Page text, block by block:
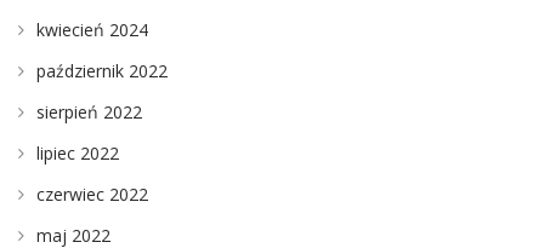
kwiecień 2024
październik 2022
sierpień 2022
lipiec 2022
czerwiec 2022
maj 2022